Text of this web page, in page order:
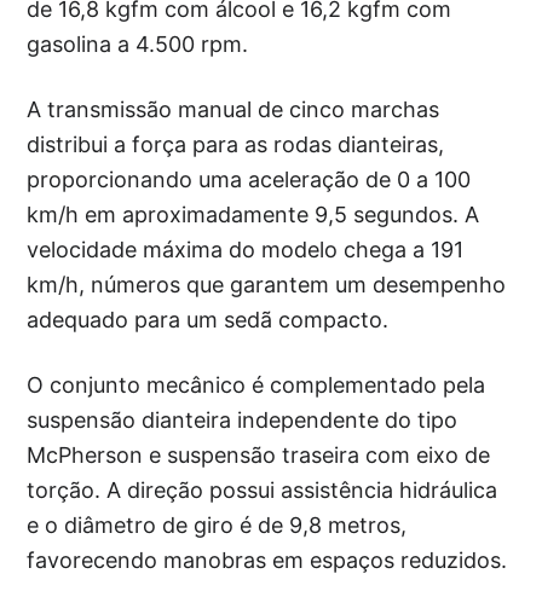
de 16,8 kgfm com álcool e 16,2 kgfm com
gasolina a 4.500 rpm.
A transmissão manual de cinco marchas
distribui a força para as rodas dianteiras,
proporcionando uma aceleração de 0 a 100
km/h em aproximadamente 9,5 segundos. A
velocidade máxima do modelo chega a 191
km/h, números que garantem um desempenho
adequado para um sedã compacto.
O conjunto mecânico é complementado pela
suspensão dianteira independente do tipo
McPherson e suspensão traseira com eixo de
torção. A direção possui assistência hidráulica
e o diâmetro de giro é de 9,8 metros,
favorecendo manobras em espaços reduzidos.